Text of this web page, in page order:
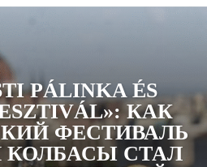
PÁLINKA ÉS
КАК
ФЕСТИВАЛЬ
СТАЛ